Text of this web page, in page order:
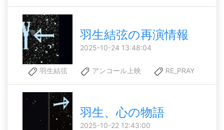
羽生結弦の再演情報
2025-10-24 13:48:04
羽生結弦 アンコール上映 RE_PRAY
羽生、心の物語
2025-10-22 12:43:00